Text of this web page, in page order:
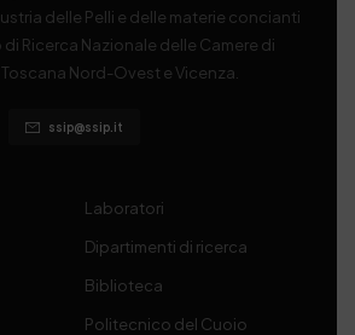
delle Pelli e delle materie concianti
di Ricerca Nazionale delle Camere di
Nord-Ovest e Vicenza.
ssip@ssip.it
Laboratori
Dipartimenti di ricerca
Biblioteca
Politecnico del Cuoio